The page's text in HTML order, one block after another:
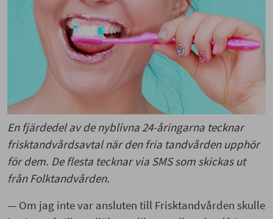
En fjärdedel av de nyblivna 24-åringarna tecknar
frisktandvårdsavtal när den fria tandvården upphör
för dem. De flesta tecknar via SMS som skickas ut
från Folktandvården.
— Om jag inte var ansluten till Frisktandvården skulle